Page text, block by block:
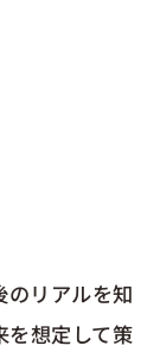
のリアルを知
を想定して策